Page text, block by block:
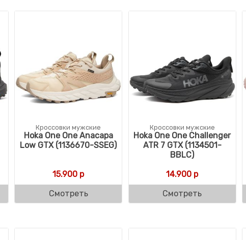
Кроссовки мужские
Hoka One One Anacapa
Low GTX (1136670-SSEG)
15.900 р
Смотреть
Кроссовки мужские
Hoka One One Challenger
ATR 7 GTX (1134501-
BBLC)
14.900 р
Смотреть